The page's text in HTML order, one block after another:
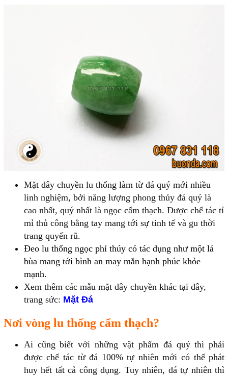
Mặt dây chuyền lu thống làm từ đá quý mới nhiều
linh nghiệm, bởi năng lượng phong thủy đá quý là
cao nhất, quý nhất là ngọc cẩm thạch. Được chế tác tỉ
mỉ thủ công bằng tay mang tới sự tinh tế và gu thời
trang quyến rũ.
Đeo lu thống ngọc phỉ thúy có tác dụng như một lá
bùa mang tới bình an may mắn hạnh phúc khỏe
mạnh.
Xem thêm các mẫu mặt dây chuyền khác tại đây,
trang sức: Mặt Đá
Nơi vòng lu thống cẩm thạch?
Ai cũng biết với những vật phẩm đá quý thì phải
được chế tác từ đá 100% tự nhiên mới có thể phát
huy hết tất cả công dụng. Tuy nhiên, đá tự nhiên thì